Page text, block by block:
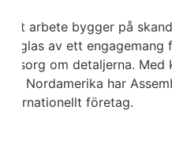
Vårt arbete bygger på
präglas av ett
omsorg om detaljerna. Med
och Nordamerika har
internationellt företag.